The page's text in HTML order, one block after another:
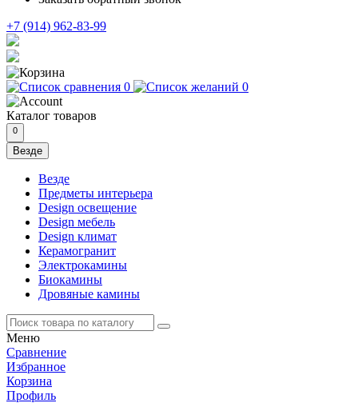
+7 (914) 962-83-99
0 0
Каталог товаров
0
Везде
Везде
Предметы интерьера
Design освещение
Design мебель
Design климат
Керамогранит
Электрокамины
Биокамины
Дровяные камины
Меню
Сравнение
Избранное
Корзина
Профиль